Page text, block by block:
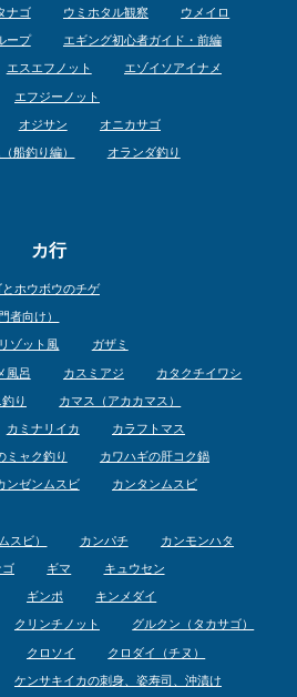
ナゴ ウミホタル観察 ウメイロ
ープ エギング初心者ガイド・前編
エスエフノット エゾイソアイナメ
エフジーノット
オジサン オニカサゴ
船釣り編） オランダ釣り
カ行
とホウボウのチゲ
者向け）
ゾット風 ガザミ
風呂 カスミアジ カタクチイワシ
り カマス（アカカマス）
カミナリイカ カラフトマス
ミャク釣り カワハギの肝コク鍋
ンゼンムスビ カンタンムスビ
スビ） カンパチ カンモンハタ
ゴ ギマ キュウセン
ギンポ キンメダイ
クリンチノット グルクン（タカサゴ）
クロソイ クロダイ（チヌ）
ケンサキイカの刺身、姿寿司、沖漬け